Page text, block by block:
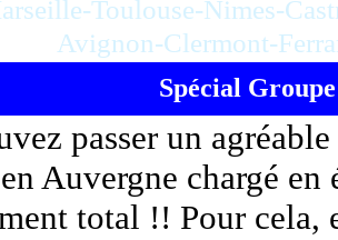
Toulouse-Nimes-
Avignon-Clermont-
Spécial
passer un
Auvergne chargé
total !! Pour cela,